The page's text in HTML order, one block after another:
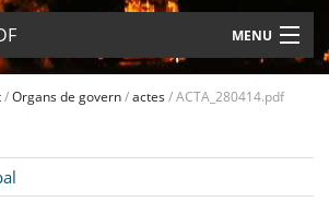
MENU
/Organs de govern/actes/ACTA_280414.pdf